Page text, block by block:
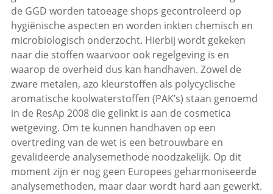
de GGD worden tatoeage shops gecontroleerd op
hygiënische aspecten en worden inkten chemisch en
microbiologisch onderzocht. Hierbij wordt gekeken
naar die stoffen waarvoor ook regelgeving is en
waarop de overheid dus kan handhaven. Zowel de
zware metalen, azo kleurstoffen als polycyclische
aromatische koolwaterstoffen (PAK’s) staan genoemd
in de ResAp 2008 die gelinkt is aan de cosmetica
wetgeving. Om te kunnen handhaven op een
overtreding van de wet is een betrouwbare en
gevalideerde analysemethode noodzakelijk. Op dit
moment zijn er nog geen Europees geharmoniseerde
analysemethoden, maar daar wordt hard aan gewerkt.